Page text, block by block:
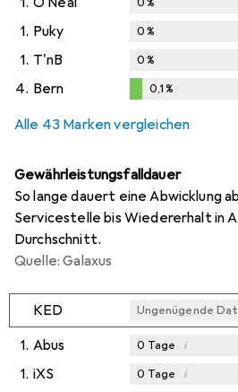
1. Puky 0%
1. T'nB 0%
4. Bern 0,1%
Alle 43 Marken vergleichen
Gewährleistungsfalldauer
So lange dauert eine Abwicklung
Servicestelle bis Wiedererhalt in
Durchschnitt.
Quelle: Galaxus
KED Ungenügende
1. Abus 0 Tage i
1. iXS 0 Tage i